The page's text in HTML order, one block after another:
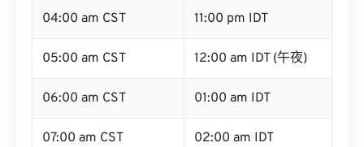
04:00 am CST 11:00 pm IDT
05:00 am CST 12:00 am IDT (午夜)
06:00 am CST 01:00 am IDT
07:00 am CST 02:00 am IDT